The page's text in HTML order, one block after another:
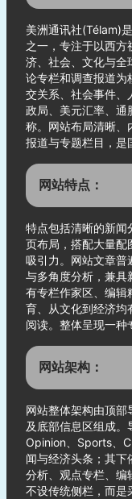
美洲通讯社(Télam)
之一，专注于以西
济、社会、文化与全
论专栏和调查报道为
交关系、社会事件、
政局、美元汇率、通
称。网站布局清晰、
报道与专题栏目，是
网站特点：
特点包括清晰的新闻
页布局，搭配大量配
吸引力。网站文章普
与多角度分析，兼具
有专栏作家区、编辑
育、从文化到经济均
阅读。整体呈现一种
网站架构：
网站整体架构由顶
及底部信息区组成。
Opinion、Sports、
闻与经济头条；其
分析、观点专栏、
不设传统侧栏，而是